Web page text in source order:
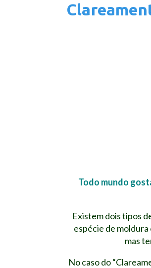
Todo mundo
Existem dois tipos
espécie de moldura
mas
No caso do